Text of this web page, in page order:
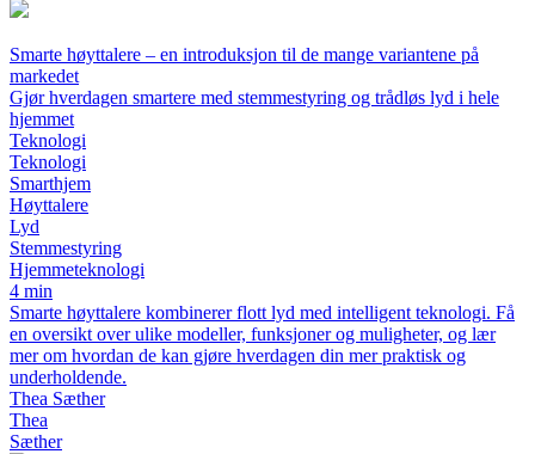
Smarte høyttalere – en introduksjon til de mange variantene på
markedet
Gjør hverdagen smartere med stemmestyring og trådløs lyd i hele
hjemmet
Teknologi
Teknologi
Smarthjem
Høyttalere
Lyd
Stemmestyring
Hjemmeteknologi
4 min
Smarte høyttalere kombinerer flott lyd med intelligent teknologi. Få
en oversikt over ulike modeller, funksjoner og muligheter, og lær
mer om hvordan de kan gjøre hverdagen din mer praktisk og
underholdende.
Thea Sæther
Thea
Sæther